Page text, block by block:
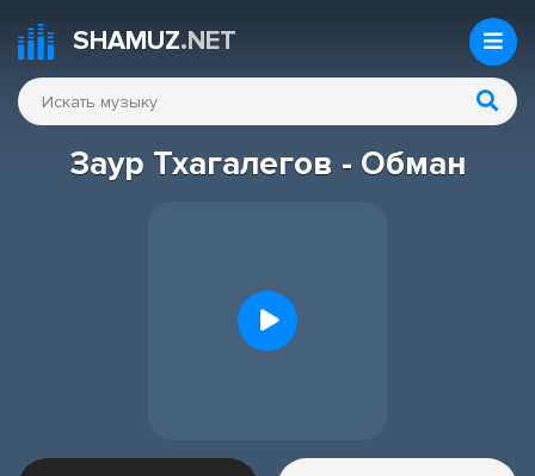
SHAMUZ.NET
Заур Тхагалегов - Обман